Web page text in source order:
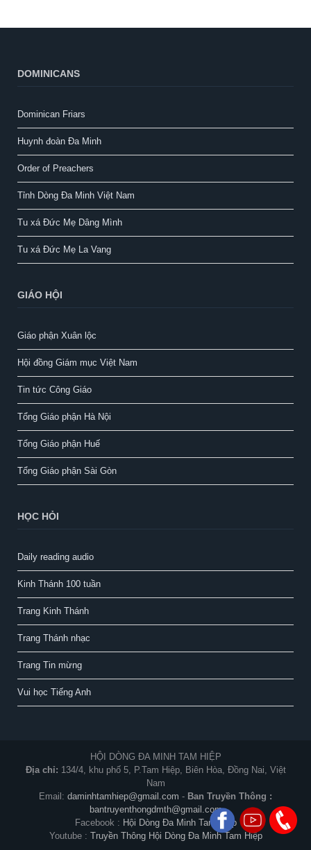
DOMINICANS
Dominican Friars
Huynh đoàn Đa Minh
Order of Preachers
Tỉnh Dòng Đa Minh Việt Nam
Tu xá Đức Mẹ Dâng Mình
Tu xá Đức Mẹ La Vang
GIÁO HỘI
Giáo phận Xuân lộc
Hội đồng Giám mục Việt Nam
Tin tức Công Giáo
Tổng Giáo phận Hà Nội
Tổng Giáo phận Huế
Tổng Giáo phận Sài Gòn
HỌC HỎI
Daily reading audio
Kinh Thánh 100 tuần
Trang Kinh Thánh
Trang Thánh nhạc
Trang Tin mừng
Vui học Tiếng Anh
HỘI DÒNG ĐA MINH TAM HIỆP
Địa chỉ: 134/4, khu phố 5, P.Tam Hiệp, Biên Hòa, Đồng Nai, Việt
Nam
Email: daminhtamhiep@gmail.com - Ban Truyền Thông :
bantruyenthongdmth@gmail.com
Facebook : Hội Dòng Đa Minh Tam Hiệp
Youtube : Truyền Thông Hội Dòng Đa Minh Tam Hiệp